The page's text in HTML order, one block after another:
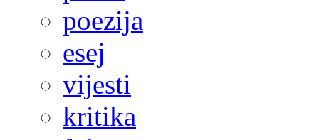
poezija
esej
vijesti
kritika